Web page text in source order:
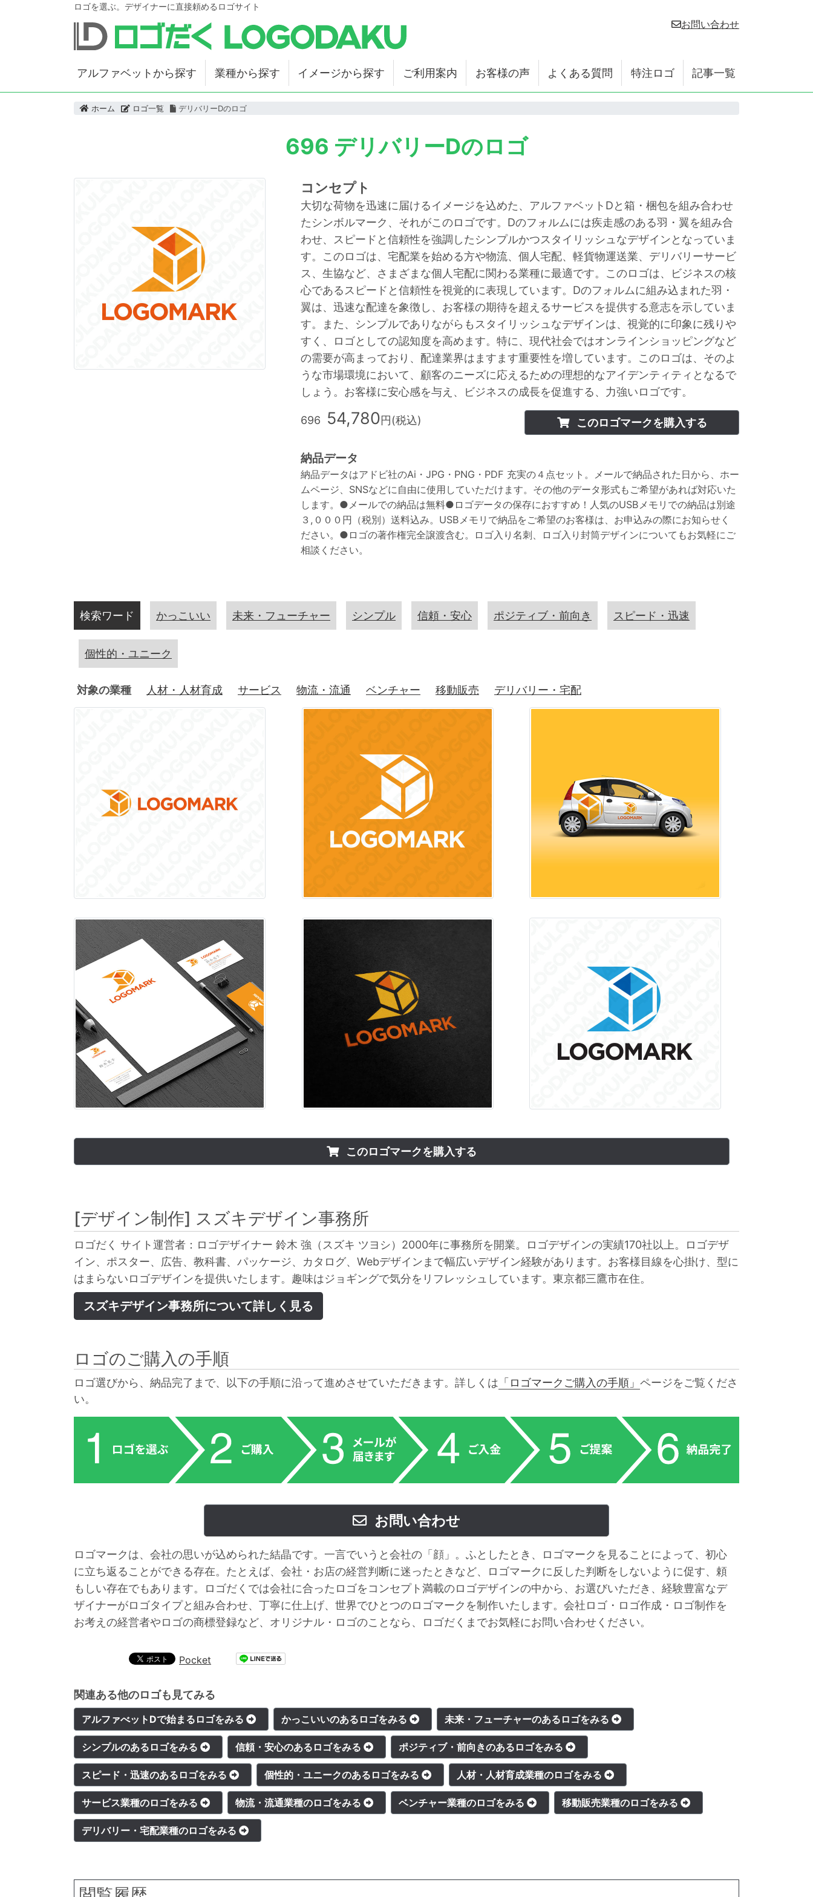
ロゴを選ぶ。デザイナーに直接頼めるロゴサイト
お問い合わせ
アルファベットから探す 業種から探す イメージから探す ご利用案内 お客様の声 よくある質問 特注ロゴ 記事一覧
ホーム ロゴ一覧 デリバリーDのロゴ
696 デリバリーDのロゴ
コンセプト
大切な荷物を迅速に届けるイメージを込めた、アルファベットDと箱・梱包を組み合わせ
たシンボルマーク、それがこのロゴです。Dのフォルムには疾走感のある羽・翼を組み合
わせ、スピードと信頼性を強調したシンプルかつスタイリッシュなデザインとなっていま
す。このロゴは、宅配業を始める方や物流、個人宅配、軽貨物運送業、デリバリーサービ
ス、生協など、さまざまな個人宅配に関わる業種に最適です。このロゴは、ビジネスの核
心であるスピードと信頼性を視覚的に表現しています。Dのフォルムに組み込まれた羽・
翼は、迅速な配達を象徴し、お客様の期待を超えるサービスを提供する意志を示していま
す。また、シンプルでありながらもスタイリッシュなデザインは、視覚的に印象に残りや
すく、ロゴとしての認知度を高めます。特に、現代社会ではオンラインショッピングなど
の需要が高まっており、配達業界はますます重要性を増しています。このロゴは、そのよ
うな市場環境において、顧客のニーズに応えるための理想的なアイデンティティとなるで
しょう。お客様に安心感を与え、ビジネスの成長を促進する、力強いロゴです。
696 54,780円(税込) このロゴマークを購入する
納品データ
納品データはアドビ社のAi・JPG・PNG・PDF 充実の４点セット。メールで納品された日から、ホー
ムページ、SNSなどに自由に使用していただけます。その他のデータ形式もご希望があれば対応いた
します。●メールでの納品は無料●ロゴデータの保存におすすめ！人気のUSBメモリでの納品は別途
３,０００円（税別）送料込み。USBメモリで納品をご希望のお客様は、お申込みの際にお知らせく
ださい。●ロゴの著作権完全譲渡含む。ロゴ入り名刺、ロゴ入り封筒デザインについてもお気軽にご
相談ください。
検索ワード かっこいい 未来・フューチャー シンプル 信頼・安心 ポジティブ・前向き スピード・迅速
個性的・ユニーク
対象の業種 人材・人材育成 サービス 物流・流通 ベンチャー 移動販売 デリバリー・宅配
このロゴマークを購入する
[デザイン制作] スズキデザイン事務所
ロゴだく サイト運営者：ロゴデザイナー 鈴木 強（スズキ ツヨシ）2000年に事務所を開業。ロゴデザインの実績170社以上。ロゴデザ
イン、ポスター、広告、教科書、パッケージ、カタログ、Webデザインまで幅広いデザイン経験があります。お客様目線を心掛け、型に
はまらないロゴデザインを提供いたします。趣味はジョギングで気分をリフレッシュしています。東京都三鷹市在住。
スズキデザイン事務所について詳しく見る
ロゴのご購入の手順
ロゴ選びから、納品完了まで、以下の手順に沿って進めさせていただきます。詳しくは 「ロゴマークご購入の手順」 ページをご覧くださ
い。
お問い合わせ
ロゴマークは、会社の思いが込められた結晶です。一言でいうと会社の「顔」。ふとしたとき、ロゴマークを見ることによって、初心
に立ち返ることができる存在。たとえば、会社・お店の経営判断に迷ったときなど、ロゴマークに反した判断をしないように促す、頼
もしい存在でもあります。ロゴだくでは会社に合ったロゴをコンセプト満載のロゴデザインの中から、お選びいただき、経験豊富なデ
ザイナーがロゴタイプと組み合わせ、丁寧に仕上げ、世界でひとつのロゴマークを制作いたします。会社ロゴ・ロゴ作成・ロゴ制作を
お考えの経営者やロゴの商標登録など、オリジナル・ロゴのことなら、ロゴだくまでお気軽にお問い合わせください。
Pocket
関連ある他のロゴも見てみる
アルファべットDで始まるロゴをみる かっこいいのあるロゴをみる 未来・フューチャーのあるロゴをみる
シンプルのあるロゴをみる 信頼・安心のあるロゴをみる ポジティブ・前向きのあるロゴをみる
スピード・迅速のあるロゴをみる 個性的・ユニークのあるロゴをみる 人材・人材育成業種のロゴをみる
サービス業種のロゴをみる 物流・流通業種のロゴをみる ベンチャー業種のロゴをみる 移動販売業種のロゴをみる
デリバリー・宅配業種のロゴをみる